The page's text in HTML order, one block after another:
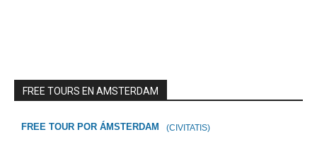
FREE TOURS EN AMSTERDAM
FREE TOUR POR ÁMSTERDAM (CIVITATIS)